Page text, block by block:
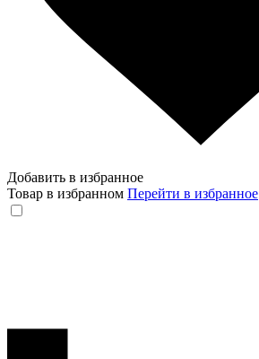
Добавить в избранное
Товар в избранном Перейти в избранное